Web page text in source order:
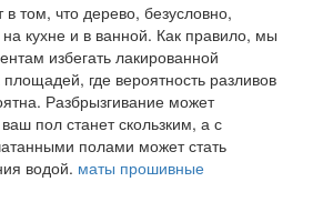
том, что дерево, безусловно,
кухне и в ванной. Как правило, мы
избегать лакированной
где вероятность разливов
Разбрызгивание может
пол станет скользким, а с
полами может стать
водой. маты прошивные